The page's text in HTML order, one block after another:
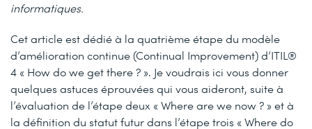
informatiques.
Cet article est dédié à la quatrième étape du modèle
d’amélioration continue (Continual Improvement) d’ITIL®
4 « How do we get there ? ». Je voudrais ici vous donner
quelques astuces éprouvées qui vous aideront, suite à
l’évaluation de l’étape deux « Where are we now ? » et à
la définition du statut futur dans l’étape trois « Where do